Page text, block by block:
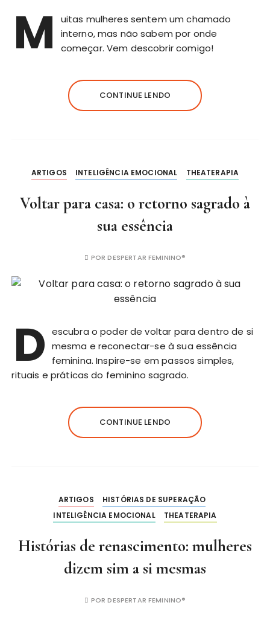
M
uitas mulheres sentem um chamado
interno, mas não sabem por onde
começar. Vem descobrir comigo!
CONTINUE LENDO
ARTIGOS INTELIGÊNCIA EMOCIONAL THEATERAPIA
Voltar para casa: o retorno sagrado à
sua essência
PORDESPERTAR FEMININO®
D escubra o poder de voltar para dentro de si
mesma e reconectar-se à sua essência
feminina. Inspire-se em passos simples,
rituais e práticas do feminino sagrado.
CONTINUE LENDO
ARTIGOS
HISTÓRIAS DE SUPERAÇÃO
INTELIGÊNCIA EMOCIONAL
THEATERAPIA
Histórias de renascimento: mulheres
dizem sim a si mesmas
PORDESPERTAR FEMININO®